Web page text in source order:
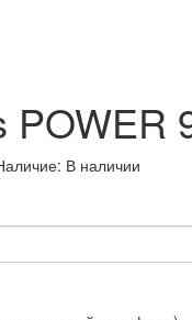
В наличии